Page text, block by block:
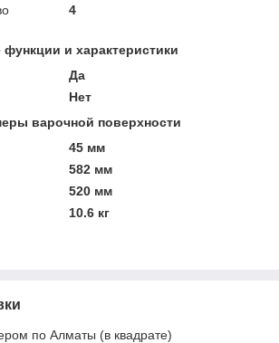
4
и характеристики
Да
Нет
варочной поверхности
45 мм
582 мм
520 мм
10.6 кг
по Алматы (в квадрате)